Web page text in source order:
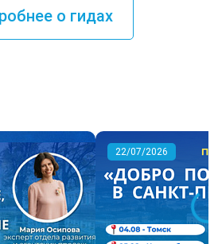
о гидах
22/07/2026